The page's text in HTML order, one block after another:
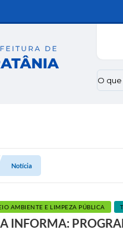
O
Notícia
AMBIENTE E LIMPEZA PÚBLICA
INFORMA: